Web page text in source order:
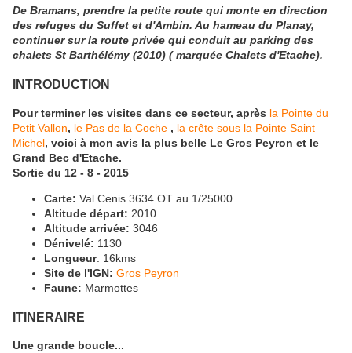
De Bramans, prendre la petite route qui monte en direction
des refuges du Suffet et d'Ambin. Au hameau du Planay,
continuer sur la route privée qui conduit au parking des
chalets St Barthélémy (2010) ( marquée Chalets d'Etache).
INTRODUCTION
Pour terminer les visites dans ce secteur, après la Pointe du
Petit Vallon, le Pas de la Coche , la crête sous la Pointe Saint
Michel, voici à mon avis la plus belle Le Gros Peyron et le
Grand Bec d'Etache.
Sortie du 12 - 8 - 2015
Carte: Val Cenis 3634 OT au 1/25000
Altitude départ: 2010
Altitude arrivée: 3046
Dénivelé: 1130
Longueur: 16kms
Site de l'IGN: Gros Peyron
Faune: Marmottes
ITINERAIRE
Une grande boucle...